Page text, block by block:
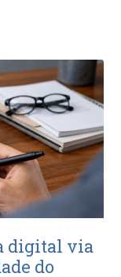
digital via
do